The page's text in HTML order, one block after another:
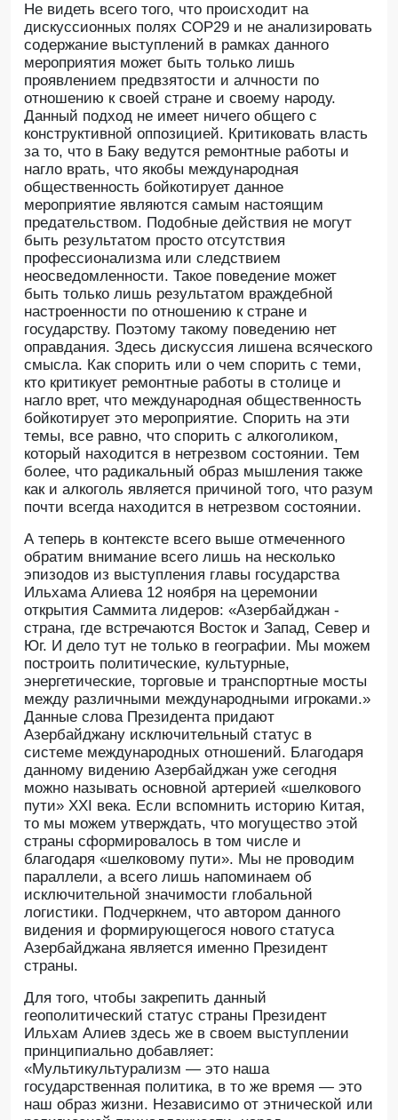
Не видеть всего того, что происходит на
дискуссионных полях СОР29 и не анализировать
содержание выступлений в рамках данного
мероприятия может быть только лишь
проявлением предвзятости и алчности по
отношению к своей стране и своему народу.
Данный подход не имеет ничего общего с
конструктивной оппозицией. Критиковать власть
за то, что в Баку ведутся ремонтные работы и
нагло врать, что якобы международная
общественность бойкотирует данное
мероприятие являются самым настоящим
предательством. Подобные действия не могут
быть результатом просто отсутствия
профессионализма или следствием
неосведомленности. Такое поведение может
быть только лишь результатом враждебной
настроенности по отношению к стране и
государству. Поэтому такому поведению нет
оправдания. Здесь дискуссия лишена всяческого
смысла. Как спорить или о чем спорить с теми,
кто критикует ремонтные работы в столице и
нагло врет, что международная общественность
бойкотирует это мероприятие. Спорить на эти
темы, все равно, что спорить с алкоголиком,
который находится в нетрезвом состоянии. Тем
более, что радикальный образ мышления также
как и алкоголь является причиной того, что разум
почти всегда находится в нетрезвом состоянии.
А теперь в контексте всего выше отмеченного
обратим внимание всего лишь на несколько
эпизодов из выступления главы государства
Ильхама Алиева 12 ноября на церемонии
открытия Саммита лидеров: «Азербайджан -
страна, где встречаются Восток и Запад, Север и
Юг. И дело тут не только в географии. Мы можем
построить политические, культурные,
энергетические, торговые и транспортные мосты
между различными международными игроками.»
Данные слова Президента придают
Азербайджану исключительный статус в
системе международных отношений. Благодаря
данному видению Азербайджан уже сегодня
можно называть основной артерией «шелкового
пути» XXI века. Если вспомнить историю Китая,
то мы можем утверждать, что могущество этой
страны сформировалось в том числе и
благодаря «шелковому пути». Мы не проводим
параллели, а всего лишь напоминаем об
исключительной значимости глобальной
логистики. Подчеркнем, что автором данного
видения и формирующегося нового статуса
Азербайджана является именно Президент
страны.
Для того, чтобы закрепить данный
геополитический статус страны Президент
Ильхам Алиев здесь же в своем выступлении
принципиально добавляет:
«Мультикультурализм — это наша
государственная политика, в то же время — это
наш образ жизни. Независимо от этнической или